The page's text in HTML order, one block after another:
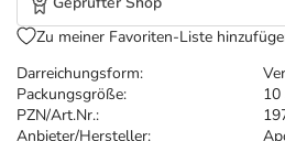
Darreichungsform:
Packungsgröße:
10
PZN/Art.Nr.:
Anbieter/Hersteller:
Zu meiner Favoriten-Liste